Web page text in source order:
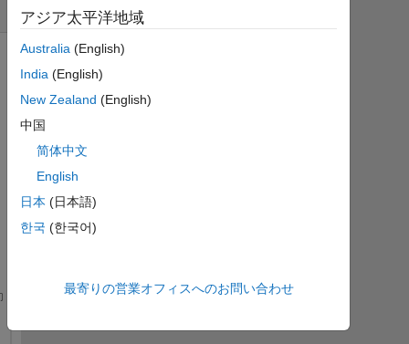
アジア太平洋地域
Australia (English)
India (English)
New Zealand (English)
中国
简体中文
English
日本 (日本語)
한국 (한국어)
最寄りの営業オフィスへのお問い合わせ